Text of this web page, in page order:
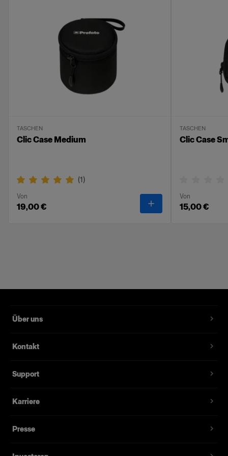
TASCHEN
Clic Case Medium
(1)
Von
19,00 € Clic Case Medium
TASCHEN
Clic Case
Von
15,00 €
Über uns
Kontakt
Support
Karriere
Presse